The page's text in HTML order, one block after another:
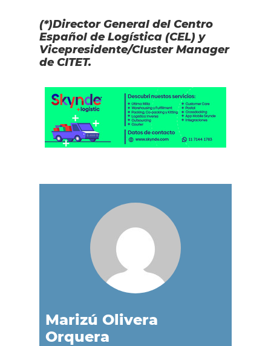
(*)Director General del Centro
Español de Logística (CEL) y
Vicepresidente/Cluster Manager
de CITET.
Marizú Olivera
Orquera